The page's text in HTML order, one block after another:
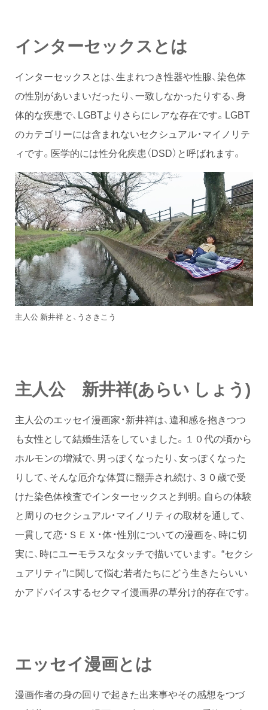
インターセックスとは
インターセックスとは、生まれつき性器や性腺、染色体
の性別があいまいだったり、一致しなかったりする、身
体的な疾患で、LGBTよりさらにレアな存在です。LGBT
のカテゴリーには含まれないセクシュアル・マイノリテ
ィです。医学的には性分化疾患（DSD）と呼ばれます。
主人公 新井祥 と、うさきこう
主人公 新井祥(あらい しょう)
主人公のエッセイ漫画家・新井祥は、違和感を抱きつつ
も女性として結婚生活をしていました。１０代の頃から
ホルモンの増減で、男っぽくなったり、女っぽくなった
りして、そんな厄介な体質に翻弄され続け、３０歳で受
けた染色体検査でインターセックスと判明。自らの体験
と周りのセクシュアル・マイノリティの取材を通して、
一貫して恋・ＳＥＸ・体・性別についての漫画を、時に切
実に、時にユーモラスなタッチで描いています。 “セクシ
ュアリティ”に関して悩む若者たちにどう生きたらいい
かアドバイスするセクマイ漫画界の草分け的存在です。
エッセイ漫画とは
漫画作者の身の回りで起きた出来事やその感想をつづ